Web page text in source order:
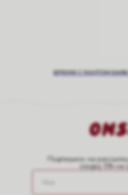
БРЮКИ С КАНТОМ DARK
Подпишись на
скидку 5% на